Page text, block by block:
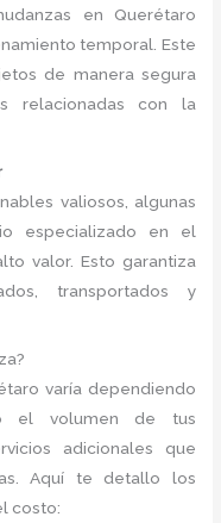
en Querétaro
temporal. Este
de manera segura
relacionadas con la
valiosos, algunas
especializado en el
valor. Esto garantiza
transportados y
varía dependiendo
el volumen de tus
adicionales que
Aquí te detallo los
costo: